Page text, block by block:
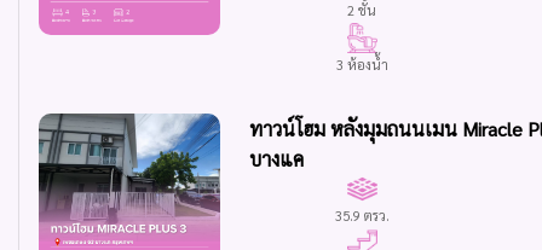
2 ชั้น
3 ห้องน้ำ
ทาวน์โฮม หลังมุมถนนเมน Miracle
บางแค
35.9 ตรว.